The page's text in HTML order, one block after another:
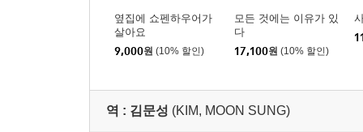
옆집에 쇼펜하우어가
살아요
9,000원 (10% 할인)
모든 것에는 이유가 있
다
17,100원 (10% 할인)
역 : 김문성 (KIM, MOON SUNG)